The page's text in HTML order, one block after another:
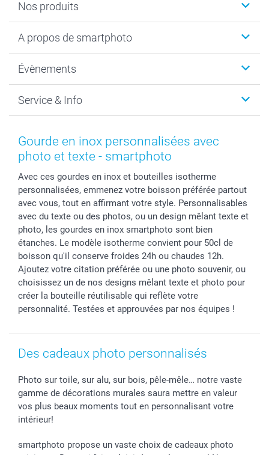
Nos produits
Cadeaux photo
MyNameBook
Développement photo & Tirage photo
Cadres photo & accessoires déco
Calendrier photos & Agendas photo
Chèque Cadeau
A propos de smartphoto
Durabilité
Gestion des cookies
Mentions Légales
Presse
Investor Relations
B2B smartbusiness
Droit de rétractation
Évènements
Nouvel An
Fête des Mères
Fête des Pères
Mariage
Fête d'anniversaire
Collection naissance
Tous les évènements
Service & Info
Tarifs et frais de livraison
Livraison
Modes de Paiement
Identifiez-vous
Plan du site
Statut de ma commande
smarfriends
smartgarantie
smartbonus
Gourde en inox personnalisées avec
photo et texte - smartphoto
Avec ces gourdes en inox et bouteilles isotherme
personnalisées, emmenez votre boisson préférée partout
avec vous, tout en affirmant votre style. Personnalisables
avec du texte ou des photos, ou un design mêlant texte et
photo, les gourdes en inox smartphoto sont bien
étanches. Le modèle isotherme convient pour 50cl de
boisson qu'il conserve froides 24h ou chaudes 12h.
Ajoutez votre citation préférée ou une photo souvenir, ou
choisissez un de nos designs mêlant texte et photo pour
créer la bouteille réutilisable qui reflète votre
personnalité. Testées et approuvées par nos équipes !
Des cadeaux photo personnalisés
Photo sur toile, sur alu, sur bois, pêle-mêle… notre vaste
gamme de décorations murales saura mettre en valeur
vos plus beaux moments tout en personnalisant votre
intérieur!
smartphoto propose un vaste choix de cadeaux photo